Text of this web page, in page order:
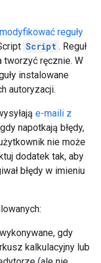
reguły
Script . Reguł
tworzyć ręcznie. W
instalowane
autoryzacji.
e-maili z
napotkają błędy,
nie może
dodatek tak, aby
błędy w imieniu
gdy
kalkulacyjny lub